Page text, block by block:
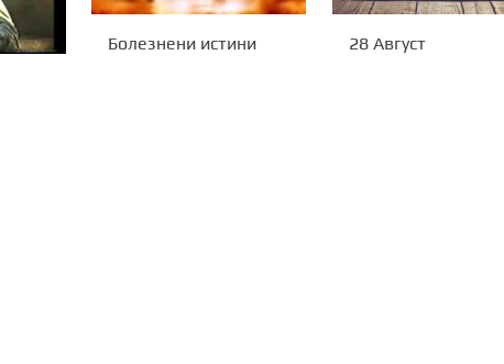
Болезнени истини 28 Август